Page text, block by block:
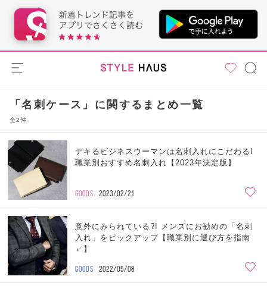
「名刺ケース」に関するまとめ一覧
全2件
デキるビジネスウーマンは名刺入れにこだわる!
職業別おすすめ名刺入れ【2023年決定版】
GOODS 2023/02/21
意外にみられている?! メンズにお勧めの「名刺
入れ」をピックアップ【職業別に選び方を指南
✓】
GOODS 2022/05/08